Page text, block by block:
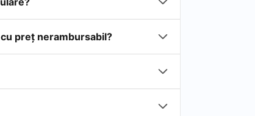
preţ nerambursabil?